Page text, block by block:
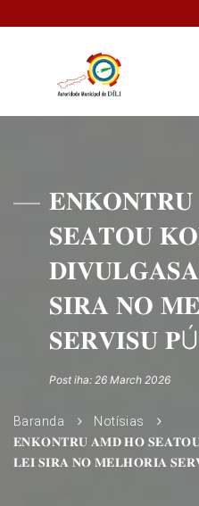
𝐒𝐄𝐀𝐓𝐎𝐔
𝐒𝐈𝐑𝐀 𝐍𝐎
𝐒𝐄𝐑𝐕𝐈𝐒𝐔
Post iha: 26 March 2026
Baranda
Notísias
𝐄𝐍𝐊𝐎𝐍𝐓𝐑𝐔 𝐀𝐌𝐃 𝐇𝐎
𝐋𝐄𝐈 𝐒𝐈𝐑𝐀 𝐍𝐎 𝐌𝐄𝐋𝐇𝐎𝐑𝐈𝐀